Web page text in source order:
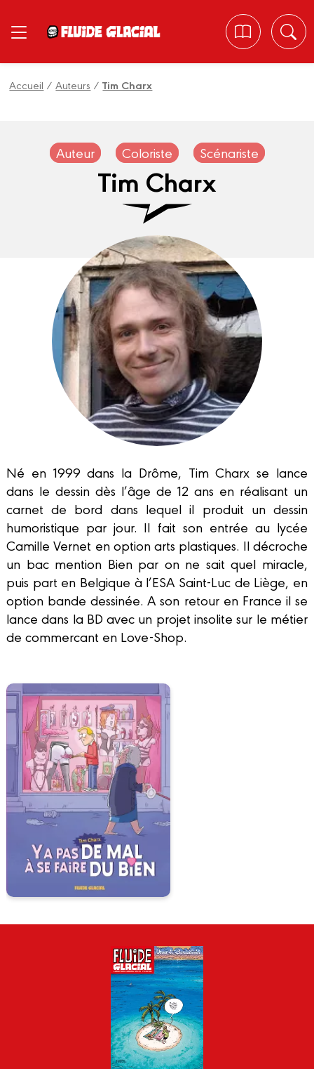
Accueil /Auteurs /Tim Charx
Auteur Coloriste Scénariste
Tim Charx
Né en 1999 dans la Drôme, Tim Charx se lance
dans le dessin dès l’âge de 12 ans en réalisant un
carnet de bord dans lequel il produit un dessin
humoristique par jour. Il fait son entrée au lycée
Camille Vernet en option arts plastiques. Il décroche
un bac mention Bien par on ne sait quel miracle,
puis part en Belgique à l’ESA Saint-Luc de Liège, en
option bande dessinée. A son retour en France il se
lance dans la BD avec un projet insolite sur le métier
de commercant en Love-Shop.